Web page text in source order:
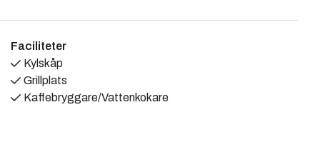
Faciliteter
Kylskåp
Grillplats
Kaffebryggare/Vattenkokare